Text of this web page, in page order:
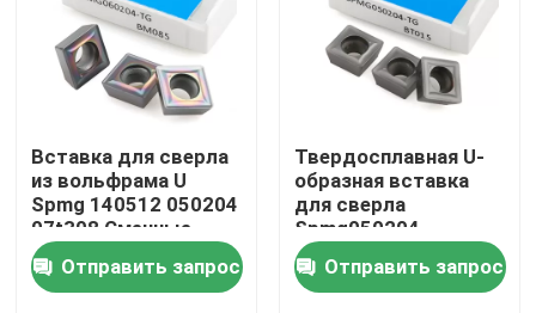
Токарные твердосплавные пластины
Твердосплавная концевая фреза
Плоская концевая фреза
Вставка для сверла
из вольфрама U
Spmg 140512 050204
07t308 Сменные
вставки для сверла
Отправить запрос
Твердосплавная U-
образная вставка
для сверла
Spmg050204
Индексируемый
режущий инструмент
Spmg 060204
Отправить запрос